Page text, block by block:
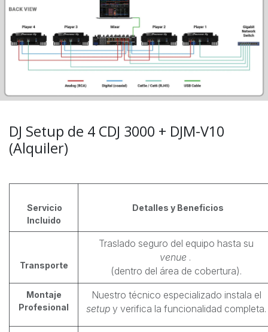
DJ Setup de 4 CDJ 3000 + DJM-V10
(Alquiler)
Servicio
Incluido
Detalles y Beneficios
Transporte
Traslado seguro del equipo hasta su
venue .
(dentro del área de cobertura).
Montaje
Profesional
Nuestro técnico especializado instala el
setup y verifica la funcionalidad completa.